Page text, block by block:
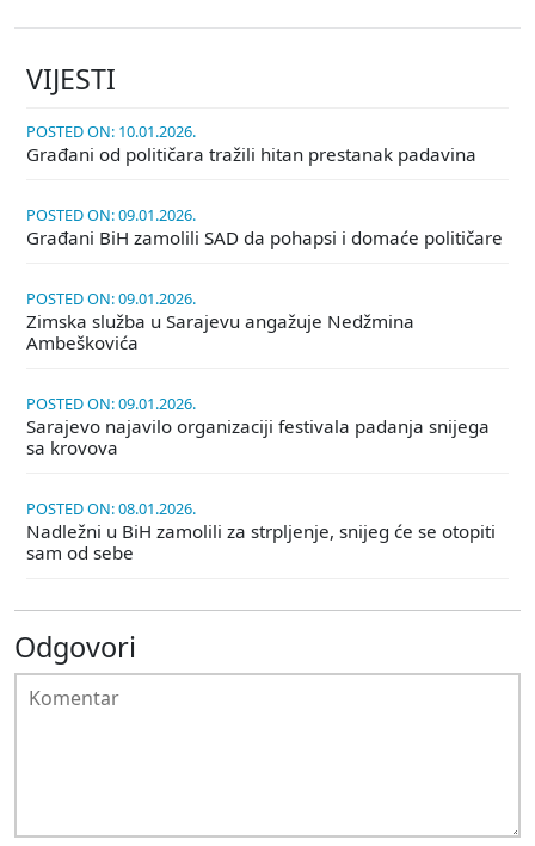
VIJESTI
POSTED ON: 10.01.2026.
Građani od političara tražili hitan prestanak padavina
POSTED ON: 09.01.2026.
Građani BiH zamolili SAD da pohapsi i domaće političare
POSTED ON: 09.01.2026.
Zimska služba u Sarajevu angažuje Nedžmina
Ambeškovića
POSTED ON: 09.01.2026.
Sarajevo najavilo organizaciji festivala padanja snijega
sa krovova
POSTED ON: 08.01.2026.
Nadležni u BiH zamolili za strpljenje, snijeg će se otopiti
sam od sebe
Odgovori